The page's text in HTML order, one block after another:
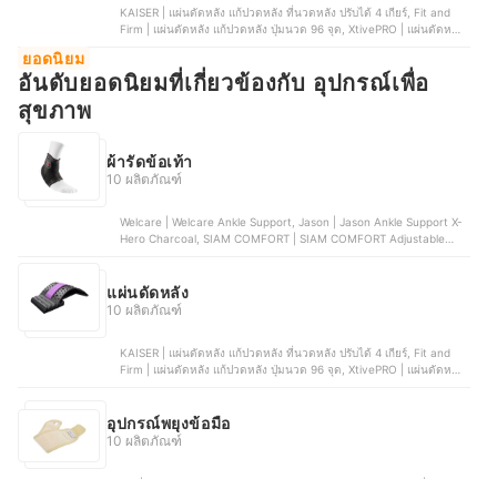
KAISER | แผ่นดัดหลัง แก้ปวดหลัง ที่นวดหลัง ปรับได้ 4 เกียร์, Fit and
Firm | แผ่นดัดหลัง แก้ปวดหลัง ปุ่มนวด 96 จุด, XtivePRO | แผ่นดัดหลัง
ยอดนิยม
อันดับยอดนิยมที่เกี่ยวข้องกับ อุปกรณ์เพื่อ
สุขภาพ
ผ้ารัดข้อเท้า
10 ผลิตภัณฑ์
Welcare | Welcare Ankle Support, Jason | Jason Ankle Support X-
Hero Charcoal, SIAM COMFORT | SIAM COMFORT Adjustable
แผ่นดัดหลัง
10 ผลิตภัณฑ์
KAISER | แผ่นดัดหลัง แก้ปวดหลัง ที่นวดหลัง ปรับได้ 4 เกียร์, Fit and
Firm | แผ่นดัดหลัง แก้ปวดหลัง ปุ่มนวด 96 จุด, XtivePRO | แผ่นดัดหลัง
อุปกรณ์พยุงข้อมือ
10 ผลิตภัณฑ์